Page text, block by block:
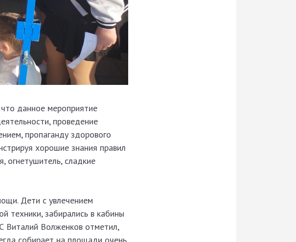
данное мероприятие
проведение
пропаганду здорового
хорошие знания правил
огнетушитель, сладкие
Дети с увлечением
техники, забирались в кабины
Виталий Волженков отметил,